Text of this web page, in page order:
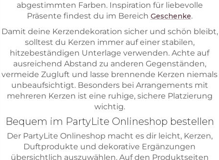
abgestimmten Farben. Inspiration für liebevolle
Präsente findest du im Bereich Geschenke.
Damit deine Kerzendekoration sicher und schön bleibt,
solltest du Kerzen immer auf einer stabilen,
hitzebeständigen Unterlage verwenden. Achte auf
ausreichend Abstand zu anderen Gegenständen,
vermeide Zugluft und lasse brennende Kerzen niemals
unbeaufsichtigt. Besonders bei Arrangements mit
mehreren Kerzen ist eine ruhige, sichere Platzierung
wichtig.
Bequem im PartyLite Onlineshop bestellen
Der PartyLite Onlineshop macht es dir leicht, Kerzen,
Duftprodukte und dekorative Ergänzungen
übersichtlich auszuwählen. Auf den Produktseiten